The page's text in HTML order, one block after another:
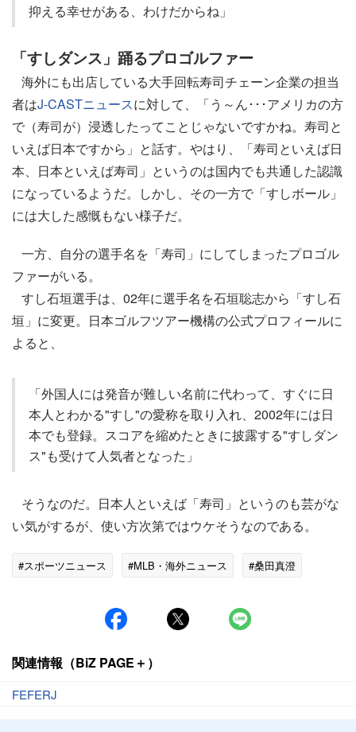
抑える幸せがある、わけだからね」
「すしダンス」踊るプロゴルファー
海外にも出店している大手回転寿司チェーン企業の担当
者はJ-CASTニュースに対して、「う～ん･･･アメリカの方
で（寿司が）浸透したってことじゃないですかね。寿司と
いえば日本ですから」と話す。やはり、「寿司といえば日
本、日本といえば寿司」というのは国内でも共通した認識
になっているようだ。しかし、その一方で「すしボール」
には大した感慨もない様子だ。
一方、自分の選手名を「寿司」にしてしまったプロゴル
ファーがいる。
すし石垣選手は、02年に選手名を石垣聡志から「すし石
垣」に変更。日本ゴルフツアー機構の公式プロフィールに
よると、
「外国人には発音が難しい名前に代わって、すぐに日
本人とわかる"すし"の愛称を取り入れ、2002年には日
本でも登録。スコアを縮めたときに披露する"すしダン
ス"も受けて人気者となった」
そうなのだ。日本人といえば「寿司」というのも芸がな
い気がするが、使い方次第ではウケそうなのである。
#スポーツニュース #MLB・海外ニュース #桑田真澄
関連情報（BiZ PAGE＋）
FEFERJ